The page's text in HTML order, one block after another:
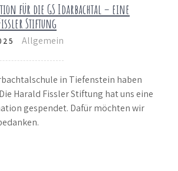
für die GS Idarbachtal – eine
Stiftung
Allgemein
in Tiefenstein haben
Harald Fissler Stiftung hat uns eine
gespendet. Dafür möchten wir